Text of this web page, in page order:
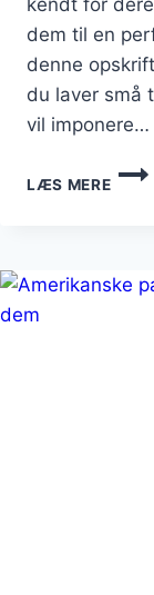
dem til en
denne
du laver små
vil imponere…
LÆS MERE
SMÅ
TYKKE